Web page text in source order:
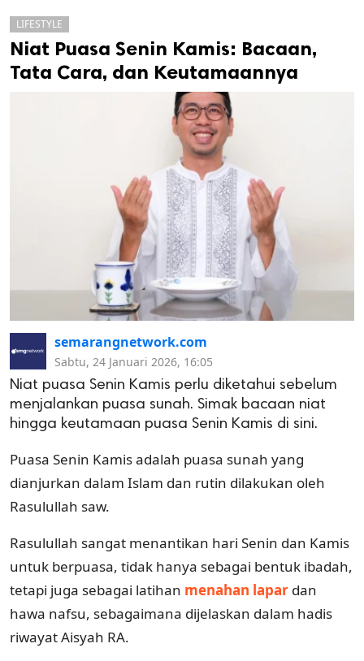
LIFESTYLE
Niat Puasa Senin Kamis: Bacaan,
Tata Cara, dan Keutamaannya
semarangnetwork.com
Sabtu, 24 Januari 2026, 16:05
Niat puasa Senin Kamis perlu diketahui sebelum
menjalankan puasa sunah. Simak bacaan niat
hingga keutamaan puasa Senin Kamis di sini.
Puasa Senin Kamis adalah puasa sunah yang
dianjurkan dalam Islam dan rutin dilakukan oleh
Rasulullah saw.
Rasulullah sangat menantikan hari Senin dan Kamis
untuk berpuasa, tidak hanya sebagai bentuk ibadah,
tetapi juga sebagai latihan menahan lapar dan
hawa nafsu, sebagaimana dijelaskan dalam hadis
riwayat Aisyah RA.